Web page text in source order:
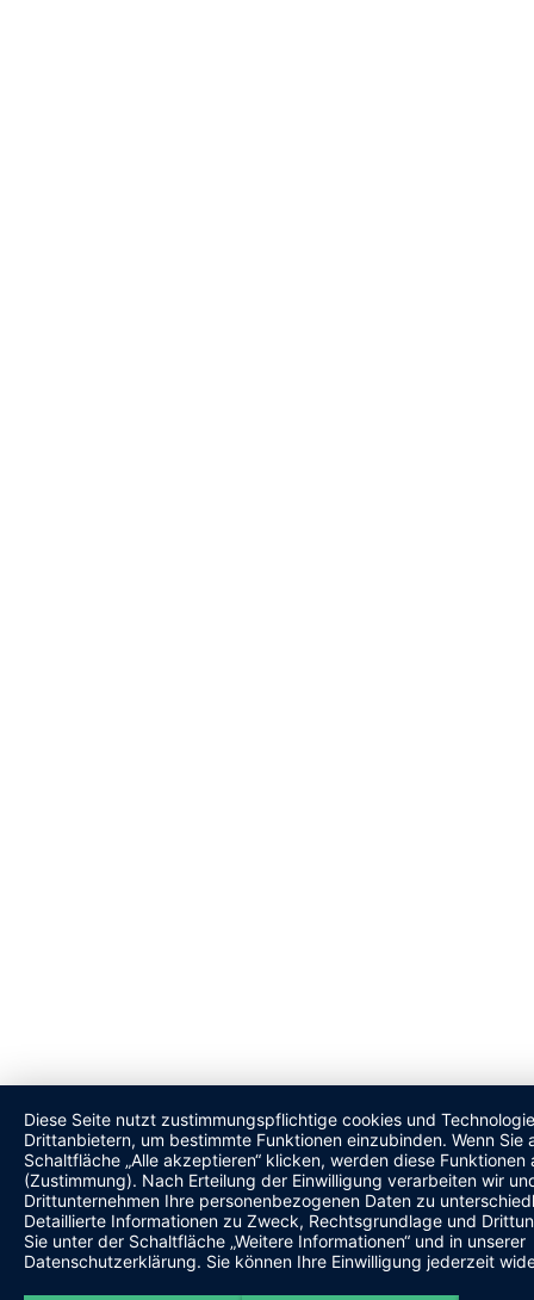
Diese Seite nutzt zustimmungspflichtige cookies und
Drittanbietern, um bestimmte Funktionen einzubinden. Wenn Sie
Schaltfläche „Alle akzeptieren“ klicken, werden diese Funktionen
(Zustimmung). Nach Erteilung der Einwilligung verarbeiten wir
Drittunternehmen Ihre personenbezogenen Daten zu
Detaillierte Informationen zu Zweck, Rechtsgrundlage und
Sie unter der Schaltfläche „Weitere Informationen“ und in unserer
Datenschutzerklärung. Sie können Ihre Einwilligung jederzeit